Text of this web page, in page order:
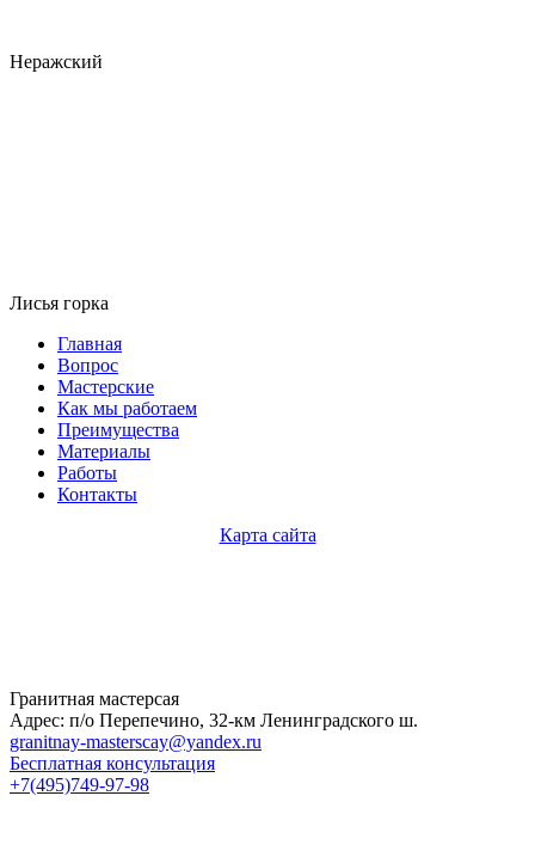
Неражский
Лисья горка
Главная
Вопрос
Мастерские
Как мы работаем
Преимущества
Материалы
Работы
Контакты
Карта сайта
Гранитная мастерсая
Адрес: п/о Перепечино, 32-км Ленинградского ш.
granitnay-masterscay@yandex.ru
Бесплатная консультация
+7(495)749-97-98